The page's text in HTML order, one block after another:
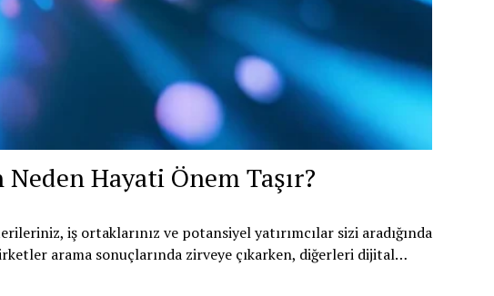
Hayati Önem Taşır?
iş ortaklarınız ve potansiyel yatırımcılar sizi aradığında
arama sonuçlarında zirveye çıkarken, diğerleri dijital…